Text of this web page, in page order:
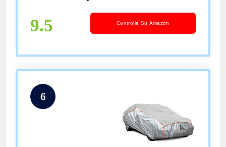
Antipolvere Copri Auto Antigraffi
Impermeabile M
9.5 Controlla Su Amazon
6